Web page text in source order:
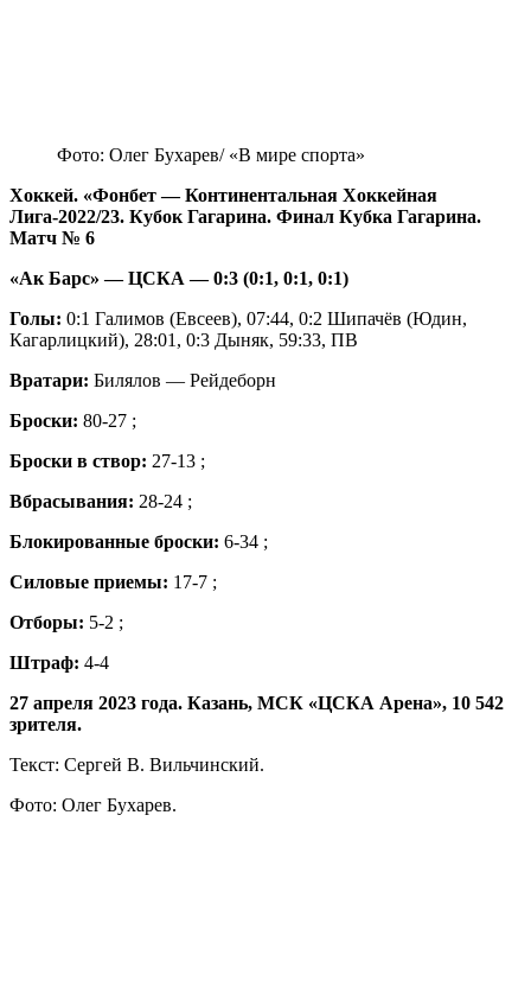
Фото: Олег Бухарев/ «В мире спорта»
Хоккей. «Фонбет — Континентальная Хоккейная
Лига-2022/23. Кубок Гагарина. Финал Кубка Гагарина.
Матч № 6
«Ак Барс» — ЦСКА — 0:3 (0:1, 0:1, 0:1)
Голы: 0:1 Галимов (Евсеев), 07:44, 0:2 Шипачёв (Юдин,
Кагарлицкий), 28:01, 0:3 Дыняк, 59:33, ПВ
Вратари: Билялов — Рейдеборн
Броски: 80-27 ;
Броски в створ: 27-13 ;
Вбрасывания: 28-24 ;
Блокированные броски: 6-34 ;
Силовые приемы: 17-7 ;
Отборы: 5-2 ;
Штраф: 4-4
27 апреля 2023 года. Казань, МСК «ЦСКА Арена», 10 542
зрителя.
Текст: Сергей В. Вильчинский.
Фото: Олег Бухарев.